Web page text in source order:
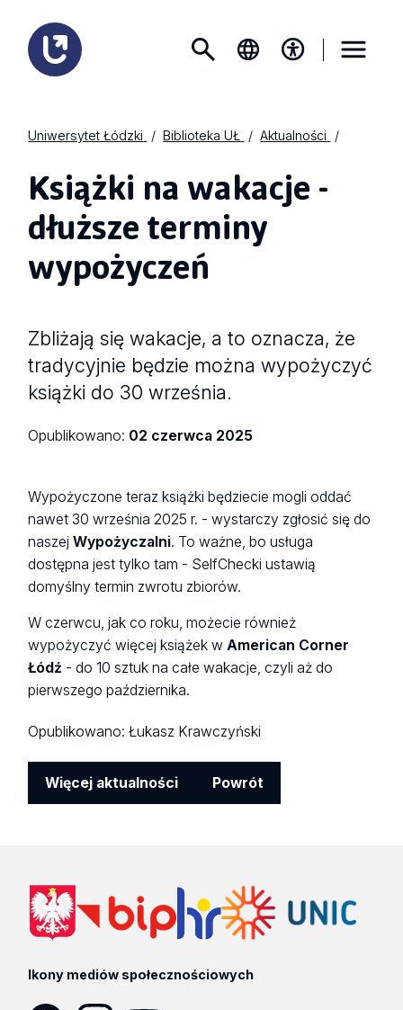
Uniwersytet Łódzki Biblioteka UŁ Aktualności
Książki na wakacje -
dłuższe terminy
wypożyczeń
Zbliżają się wakacje, a to oznacza, że
tradycyjnie będzie można wypożyczyć
książki do 30 września.
Opublikowano: 02 czerwca 2025
Wypożyczone teraz książki będziecie mogli oddać
nawet 30 września 2025 r. - wystarczy zgłosić się do
naszejWypożyczalni. To ważne, bo usługa
dostępna jest tylko tam - SelfChecki ustawią
domyślny termin zwrotu zbiorów.
W czerwcu, jak co roku, możecie również
wypożyczyć więcej książek w American Corner
Łódź - do 10 sztuk na całe wakacje, czyli aż do
pierwszego października.
Opublikowano:Łukasz Krawczyński
Więcej aktualności Powrót
Ikony mediów społecznościowych